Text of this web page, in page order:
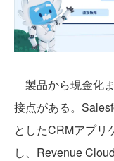
製品から現金化
接点がある。
としたCRMアプリ
し、Revenue